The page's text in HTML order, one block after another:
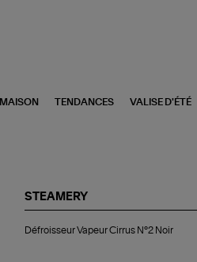
MAISON TENDANCES VALISE D'ÉTÉ
STEAMERY
Vapeur
Défroisseur Vapeur Cirrus N°2 Noir